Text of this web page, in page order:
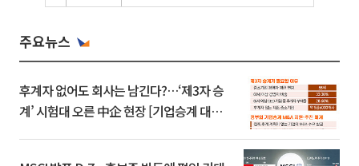
주요뉴스
후계자 없어도 회사는 남긴다?…‘제3자 승
계’ 시험대 오른 中企 현장 [기업승계 대전